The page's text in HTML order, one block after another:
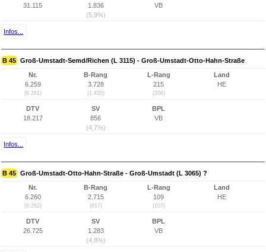
31.115
1.836
(5,9%)
VB
Infos...
B 45 Groß-Umstadt-Semd/Richen (L 3115) - Groß-Umstadt-Otto-Hahn-Straße
Nr.
6.259
(6.261)
B-Rang
3.728
(1.435)
L-Rang
215
(206)
Land
HE
DTV
18.217
SV
856
(4,7%)
BPL
VB
Infos...
B 45 Groß-Umstadt-Otto-Hahn-Straße - Groß-Umstadt (L 3065) ?
Nr.
6.260
(6.262)
B-Rang
2.715
(617)
L-Rang
109
(107)
Land
HE
DTV
26.725
SV
1.283
(4,8%)
BPL
VB